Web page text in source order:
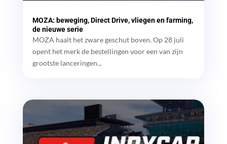
MOZA: beweging, Direct Drive, vliegen en farming,
de nieuwe serie
MOZA haalt het zware geschut boven. Op 28 juli
opent het merk de bestellingen voor een van zijn
grootste lanceringen...